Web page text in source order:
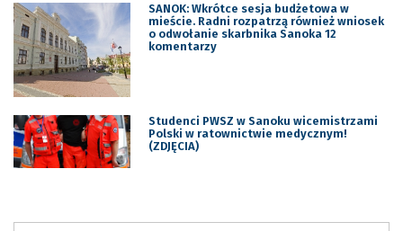
SANOK: Wkrótce sesja budżetowa w
mieście. Radni rozpatrzą również wniosek
o odwołanie skarbnika Sanoka 12
komentarzy
Studenci PWSZ w Sanoku wicemistrzami
Polski w ratownictwie medycznym!
(ZDJĘCIA)